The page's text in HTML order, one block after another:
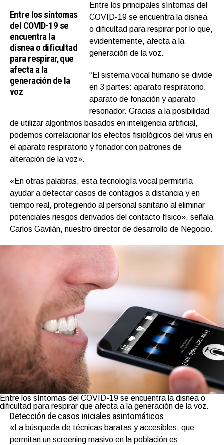
Entre los síntomas
del COVID-19 se
encuentra la
disnea o dificultad
para respirar, que
afecta a la
generación de la
voz
Entre los principales síntomas del
COVID-19 se encuentra la disnea
o dificultad para respirar por lo que,
evidentemente, afecta a la
generación de la voz.
“El sistema vocal humano se divide
en 3 partes: aparato respiratorio,
aparato de fonación y aparato
resonador. Gracias a la posibilidad
de utilizar algoritmos basados en inteligencia artificial,
podemos correlacionar los efectos fisiológicos del virus en
el aparato respiratorio y fonador con patrones de
alteración de la voz».
«En otras palabras, esta tecnología vocal permitiría
ayudar a detectar casos de contagios a distancia y en
tiempo real, protegiendo al personal sanitario al eliminar
potenciales riesgos derivados del contacto físico», señala
Carlos Gavilán, nuestro director de desarrollo de Negocio.
Entre los síntomas del COVID-19 se encuentra la disnea o
dificultad para respirar que afecta a la generación de la voz.
Detección de casos iniciales asintomáticos
«La búsqueda de técnicas baratas y accesibles, que
permitan un screening masivo en la población es